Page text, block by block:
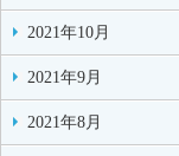
2021年10月
2021年9月
2021年8月